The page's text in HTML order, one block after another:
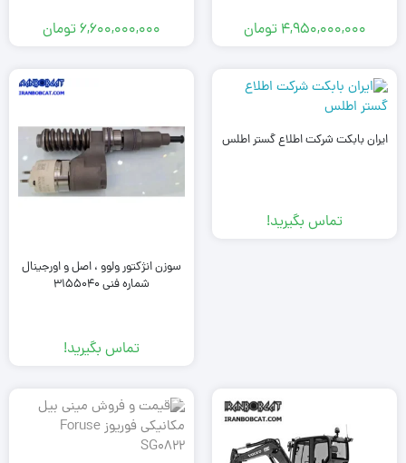
4,950,000,000 تومان 6,600,000,000تومان
ایران بابکت شرکت اطلاع گستر اطلس
تماس بگیرید!
سوزن انژکتور ولوو ، اصل و اورجینال
شماره فنی 3155040
تماس بگیرید!